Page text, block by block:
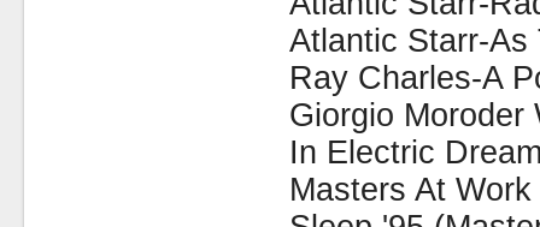
Atlantic Starr-As
Ray Charles-A
Giorgio Moroder
In Electric
Masters At